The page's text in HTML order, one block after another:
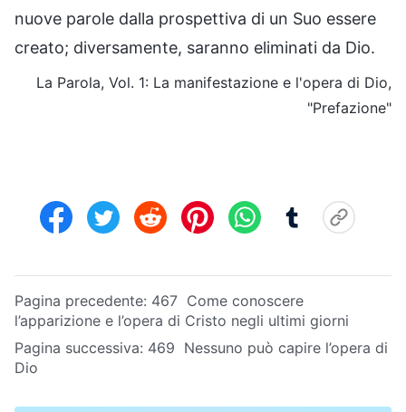
nuove parole dalla prospettiva di un Suo essere
creato; diversamente, saranno eliminati da Dio.
La Parola, Vol. 1: La manifestazione e l'opera di Dio,
"Prefazione"
Pagina precedente: 467 Come conoscere
l’apparizione e l’opera di Cristo negli ultimi giorni
Pagina successiva: 469 Nessuno può capire l’opera di
Dio